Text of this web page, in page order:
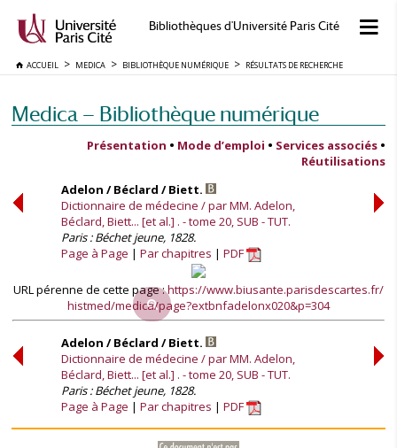
Bibliothèques d'Université Paris Cité
ACCUEIL MEDICA BIBLIOTHÈQUE NUMÉRIQUE RÉSULTATS DE RECHERCHE
Medica — Bibliothèque numérique
Présentation • Mode d’emploi • Services associés •
Réutilisations
Adelon / Béclard / Biett.
Dictionnaire de médecine / par MM. Adelon,
Béclard, Biett... [et al.] . - tome 20, SUB - TUT.
Paris : Béchet jeune, 1828.
Page à Page
Par chapitres PDF
URL pérenne de cette page :https://www.biusante.parisdescartes.fr/
histmed/medica/page?extbnfadelonx020&p=304
Adelon / Béclard / Biett.
Dictionnaire de médecine / par MM. Adelon,
Béclard, Biett... [et al.] . - tome 20, SUB - TUT.
Paris : Béchet jeune, 1828.
Page à Page
Par chapitres PDF